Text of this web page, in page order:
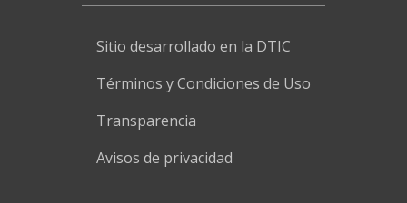
Sitio desarrollado en la DTIC
Términos y Condiciones de Uso
Transparencia
Avisos de privacidad